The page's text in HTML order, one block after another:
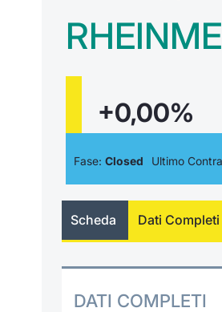
+0,00%
Fase: Closed Ultimo
Scheda Dati Completi
DATI COMPLETI